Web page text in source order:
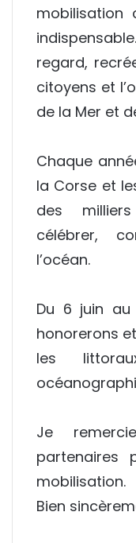
mobilisation
regard,
citoyens et
de la Mer et
Chaque
la Corse et
des
célébrer,
l’océan.
Du 6 juin au
honorerons
les
Je
partenaires
mobilisation.
Bien